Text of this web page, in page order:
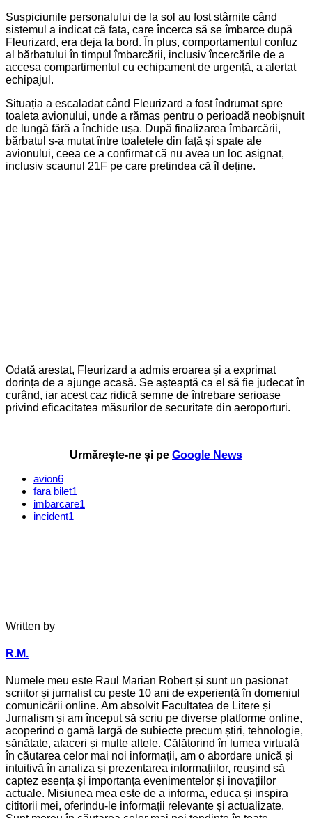
Suspiciunile personalului de la sol au fost stârnite când
sistemul a indicat că fata, care încerca să se îmbarce după
Fleurizard, era deja la bord. În plus, comportamentul confuz
al bărbatului în timpul îmbarcării, inclusiv încercările de a
accesa compartimentul cu echipament de urgență, a alertat
echipajul.
Situația a escaladat când Fleurizard a fost îndrumat spre
toaleta avionului, unde a rămas pentru o perioadă neobișnuit
de lungă fără a închide ușa. După finalizarea îmbarcării,
bărbatul s-a mutat între toaletele din față și spate ale
avionului, ceea ce a confirmat că nu avea un loc asignat,
inclusiv scaunul 21F pe care pretindea că îl deține.
Odată arestat, Fleurizard a admis eroarea și a exprimat
dorința de a ajunge acasă. Se așteaptă ca el să fie judecat în
curând, iar acest caz ridică semne de întrebare serioase
privind eficacitatea măsurilor de securitate din aeroporturi.
Urmărește-ne și pe Google News
avion6
fara bilet1
imbarcare1
incident1
Written by
R.M.
Numele meu este Raul Marian Robert și sunt un pasionat
scriitor și jurnalist cu peste 10 ani de experiență în domeniul
comunicării online. Am absolvit Facultatea de Litere și
Jurnalism și am început să scriu pe diverse platforme online,
acoperind o gamă largă de subiecte precum știri, tehnologie,
sănătate, afaceri și multe altele. Călătorind în lumea virtuală
în căutarea celor mai noi informații, am o abordare unică și
intuitivă în analiza și prezentarea informațiilor, reușind să
captez esența și importanța evenimentelor și inovațiilor
actuale. Misiunea mea este de a informa, educa și inspira
cititorii mei, oferindu-le informații relevante și actualizate.